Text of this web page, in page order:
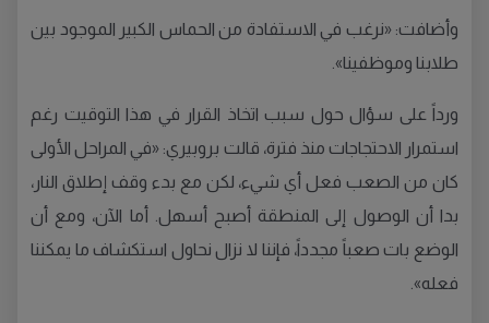
وأضافت: «نرغب في الاستفادة من الحماس الكبير الموجود بين
طلابنا وموظفينا».
ورداً على سؤال حول سبب اتخاذ القرار في هذا التوقيت رغم
استمرار الاحتجاجات منذ فترة، قالت بروبيري: «في المراحل الأولى
كان من الصعب فعل أي شيء، لكن مع بدء وقف إطلاق النار،
بدا أن الوصول إلى المنطقة أصبح أسهل. أما الآن، ومع أن
الوضع بات صعباً مجدداً، فإننا لا نزال نحاول استكشاف ما يمكننا
فعله».